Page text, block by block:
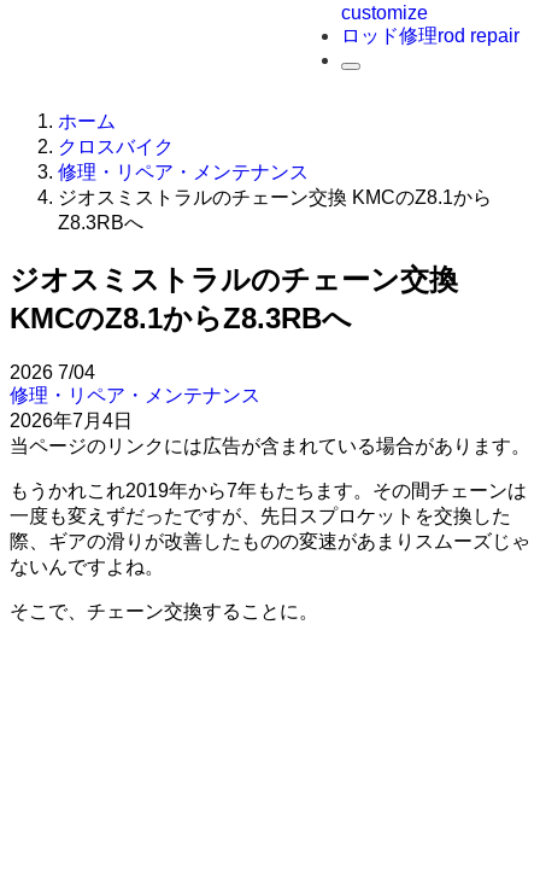
customize
ロッド修理rod repair
ホーム
クロスバイク
修理・リペア・メンテナンス
ジオスミストラルのチェーン交換 KMCのZ8.1から
Z8.3RBへ
ジオスミストラルのチェーン交換
KMCのZ8.1からZ8.3RBへ
2026 7/04
修理・リペア・メンテナンス
2026年7月4日
当ページのリンクには広告が含まれている場合があります。
もうかれこれ2019年から7年もたちます。その間チェーンは
一度も変えずだったですが、先日スプロケットを交換した
際、ギアの滑りが改善したものの変速があまりスムーズじゃ
ないんですよね。
そこで、チェーン交換することに。